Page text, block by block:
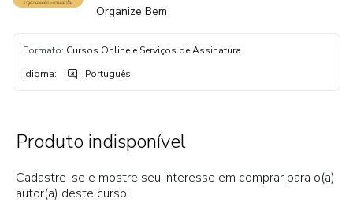
Organize Bem
Formato: Cursos Online e Serviços de Assinatura
Idioma: Português
Produto indisponível
Cadastre-se e mostre seu interesse em comprar para o(a)
autor(a) deste curso!